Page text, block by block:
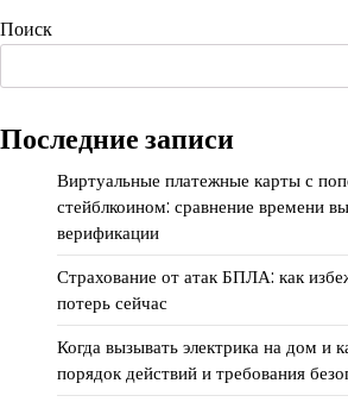
Поиск
Последние записи
Виртуальные платежные карты с
стейблкоином: сравнение времени
верификации
Страхование от атак БПЛА: как
потерь сейчас
Когда вызывать электрика на дом и
порядок действий и требования